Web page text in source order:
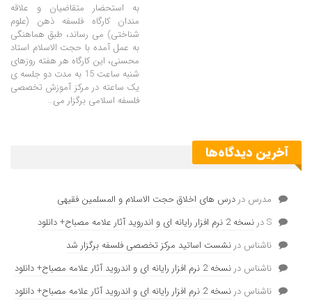
به استحضار متقاضیان و علاقه
مندان کارگاه فلسفه ذهن (علوم
شناختی)‌ می رساند، طبق هماهنگی
به عمل آمده با حجت الاسلام استاد
محسنی، این کارگاه هر هفته روزهای
شنبه ساعت 15 به مدت دو جلسه ی
یک ساعته در مرکز آموزش تخصصی
فلسفه اسلامی برگزار می…
آخرین دیدگاه‌ها
مدرس در درس های اخلاق حجت الاسلام و المسلمین فقیهی
Sدر نسخه 2 نرم افزار رایانه ای و اندروید آثار علامه مصباح+ دانلود
ناشناس در نشست اساتید مرکز تخصصی فلسفه برگزار شد
ناشناس در نسخه 2 نرم افزار رایانه ای و اندروید آثار علامه مصباح+ دانلود
ناشناس در نسخه 2 نرم افزار رایانه ای و اندروید آثار علامه مصباح+ دانلود